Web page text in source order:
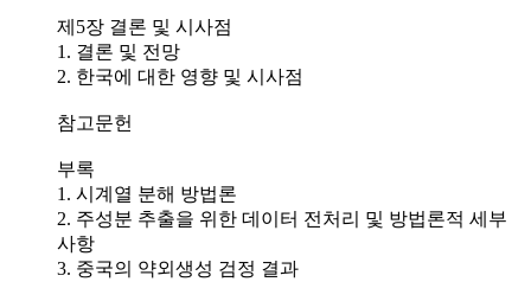
제5장 결론 및 시사점
1. 결론 및 전망
2. 한국에 대한 영향 및 시사점
참고문헌
부록
1. 시계열 분해 방법론
2. 주성분 추출을 위한 데이터 전처리 및 방법론적 세부
사항
3. 중국의 약외생성 검정 결과